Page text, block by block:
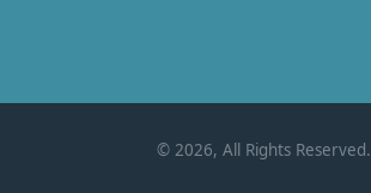
© 2026, All Rights Reserved.